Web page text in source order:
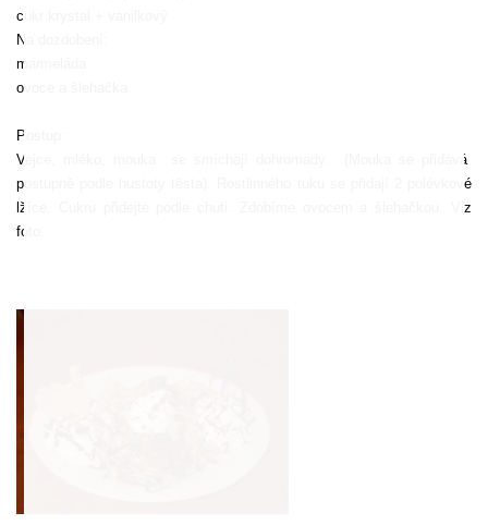
cukr krystal + vanilkový
Na dozdobení:
marmeláda
ovoce a šlehačka
Postup:
Vejce, mléko, mouka
(Mouka se přidává
postupně podle hustoty těsta). Rostlinného tuku se přidají 2 polévkové
lžíce. Cukru přidejte podle chuti. Zdobíme ovocem a šlehačkou. Viz
foto.